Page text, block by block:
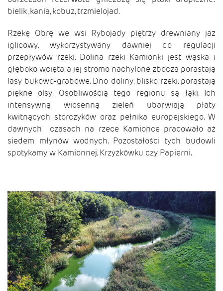
bielik, kania, kobuz, trzmielojad.
Rzekę Obrę we wsi Rybojady piętrzy drewniany jaz
iglicowy, wykorzystywany dawniej do regulacji
przepływów rzeki. Dolina rzeki Kamionki jest wąska i
głęboko wcięta, a jej stromo nachylone zbocza porastają
lasy bukowo-grabowe. Dno doliny, blisko rzeki, porastają
piękne olsy. Osobliwością tego regionu są łąki. Ich
intensywną wiosenną zieleń ubarwiają płaty
kwitnących storczyków oraz pełnika europejskiego. W
dawnych czasach na rzece Kamionce pracowało aż
siedem młynów wodnych. Pozostałości tych budowli
spotykamy w Kamionnej, Krzyżkówku czy Papierni.